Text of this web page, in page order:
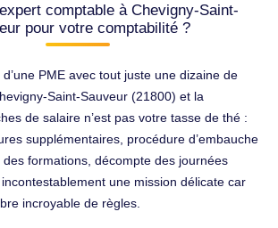
comptable à Chevigny-Saint-
pour votre comptabilité ?
PME avec tout juste une dizaine de
Saint-Sauveur (21800) et la
de salaire n’est pas votre tasse de thé :
supplémentaires, procédure d’embauche
formations, décompte des journées
une mission délicate car
incroyable de règles.